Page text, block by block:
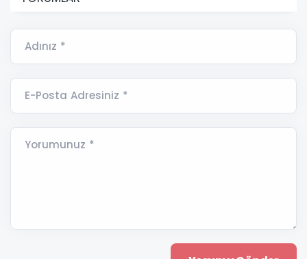
Adınız *
E-Posta Adresiniz *
Yorumunuz *